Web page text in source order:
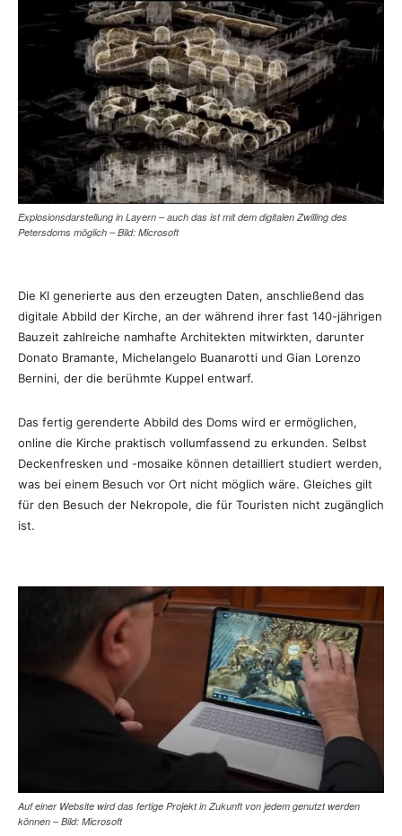
Explosionsdarstellung in Layern – auch das ist mit dem digitalen Zwilling des
Petersdoms möglich – Bild: Microsoft
Die KI generierte aus den erzeugten Daten, anschließend das
digitale Abbild der Kirche, an der während ihrer fast 140-jährigen
Bauzeit zahlreiche namhafte Architekten mitwirkten, darunter
Donato Bramante, Michelangelo Buanarotti und Gian Lorenzo
Bernini, der die berühmte Kuppel entwarf.
Das fertig gerenderte Abbild des Doms wird er ermöglichen,
online die Kirche praktisch vollumfassend zu erkunden. Selbst
Deckenfresken und -mosaike können detailliert studiert werden,
was bei einem Besuch vor Ort nicht möglich wäre. Gleiches gilt
für den Besuch der Nekropole, die für Touristen nicht zugänglich
ist.
Auf einer Website wird das fertige Projekt in Zukunft von jedem genutzt werden
können – Bild: Microsoft